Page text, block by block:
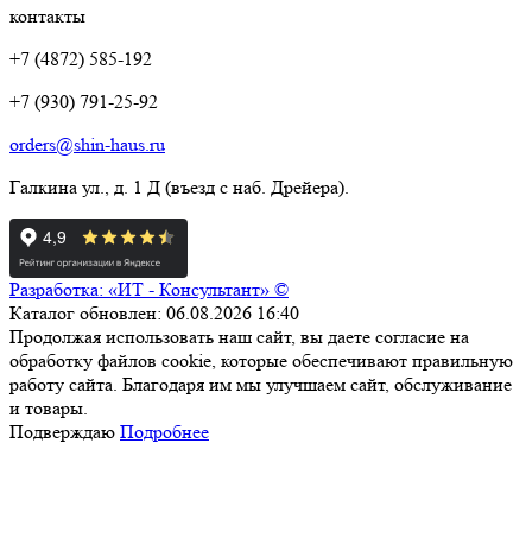
контакты
+7 (4872) 585-192
+7 (930) 791-25-92
orders@shin-haus.ru
Галкина ул., д. 1 Д (въезд с наб. Дрейера).
Разработка: «ИТ - Консультант» ©
Каталог обновлен: 06.08.2026 16:40
Продолжая использовать наш сайт, вы даете согласие на
обработку файлов cookie, которые обеспечивают правильную
работу сайта. Благодаря им мы улучшаем сайт, обслуживание
и товары.
Подверждаю Подробнее